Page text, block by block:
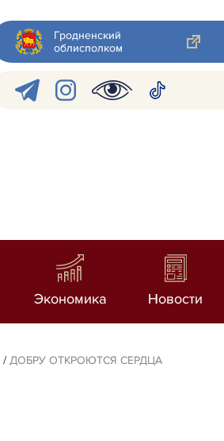
Гродненский
облисполком
Экономика Новости
/ДОБРУ ОТКРОЮТСЯ СЕРДЦА